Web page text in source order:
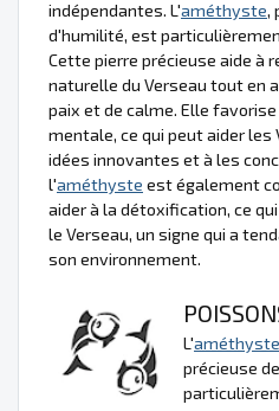
indépendantes. L'améthyste,
d'humilité, est
Cette pierre précieuse aide à
naturelle du Verseau tout en
paix et de calme. Elle
mentale, ce qui peut aider les
idées innovantes et à les
l'améthyste est également
aider à la détoxification, ce
le Verseau, un signe qui a
son environnement.
L'améthyste
précieuse